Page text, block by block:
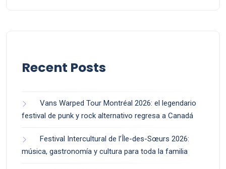
Recent Posts
Vans Warped Tour Montréal 2026: el legendario
festival de punk y rock alternativo regresa a Canadá
Festival Intercultural de l’Île-des-Sœurs 2026:
música, gastronomía y cultura para toda la familia